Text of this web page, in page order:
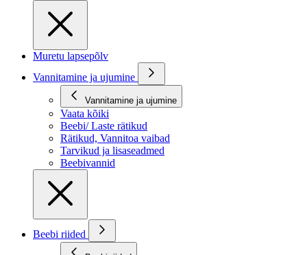
Muretu lapsepõlv
Vannitamine ja ujumine
Vannitamine ja ujumine
Vaata kõiki
Beebi/ Laste rätikud
Rätikud, Vannitoa vaibad
Tarvikud ja lisaseadmed
Beebivannid
Beebi riided